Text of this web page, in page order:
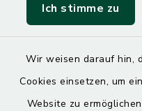
Ich stimme zu
Wir weisen darauf hin,
Cookies einsetzen, um
Website zu
SoNNe e. V.